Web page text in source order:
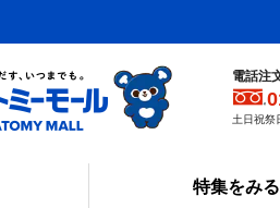
電話注
土日祝祭
特集をみる